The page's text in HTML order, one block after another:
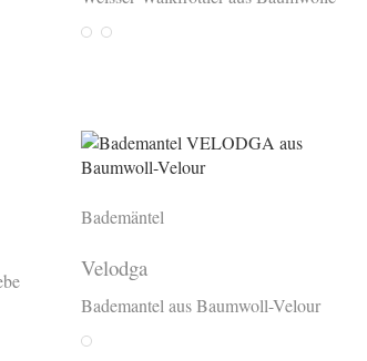
WeissWhite
Bademäntel
Velodga
Bademantel aus Baumwoll-Velour
Weiss